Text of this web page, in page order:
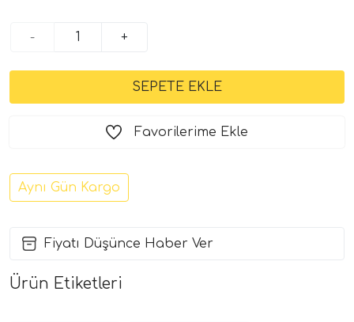
- +
Favorilerime Ekle
Aynı Gün Kargo
Fiyatı Düşünce Haber Ver
Ürün Etiketleri